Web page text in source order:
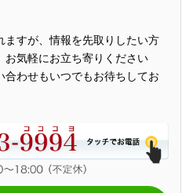
ますが、情報を先取りしたい方
お気軽にお立ち寄りください
合わせもいつでもお待ちしてお